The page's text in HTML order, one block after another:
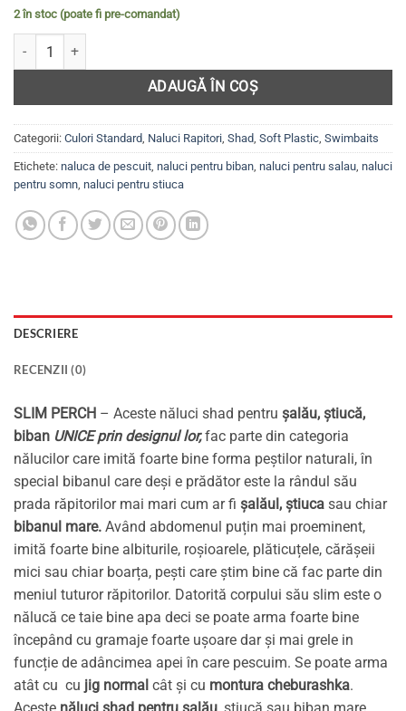
2 în stoc (poate fi pre-comandat)
Cantitate Set 5 năluci Shad SLIM PERCH, 7cm, Pearl White, Cod
ADAUGĂ ÎN COȘ
Categorii: Culori Standard, Naluci Rapitori, Shad, Soft Plastic, Swimbaits
Etichete: naluca de pescuit, naluci pentru biban, naluci pentru salau, naluci
pentru somn, naluci pentru stiuca
DESCRIERE
RECENZII (0)
SLIM PERCH – Aceste năluci shad pentru șalău, știucă,
biban UNICE prin designul lor,fac parte din categoria
nălucilor care imită foarte bine forma peștilor naturali, în
special bibanul care deși e prădător este la rândul său
prada răpitorilor mai mari cum ar fi șalăul, știuca sau chiar
bibanul mare. Având abdomenul puțin mai proeminent,
imită foarte bine albiturile, roșioarele, plăticuțele, cărășeii
mici sau chiar boarța, pești care știm bine că fac parte din
meniul tuturor răpitorilor. Datorită corpului său slim este o
nălucă ce taie bine apa deci se poate arma foarte bine
începând cu gramaje foarte ușoare dar și mai grele in
funcție de adâncimea apei în care pescuim. Se poate arma
atât cu cu jig normal cât și cu montura cheburashka.